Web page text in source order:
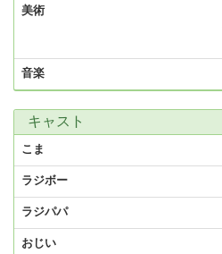
美術
音楽
キャスト
こま
ラジボー
ラジパパ
おじい